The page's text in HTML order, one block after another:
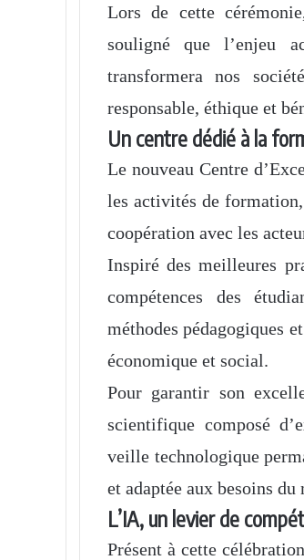
Lors de cette
souligné que l’enjeu
transformera nos
responsable, éthique et
Un centre dédié à la
Le nouveau Centre
les activités de
coopération avec les
Inspiré des meilleures
compétences des
méthodes pédagogiques
économique et social.
Pour garantir son
scientifique composé
veille technologique
et adaptée aux besoins du
L’IA, un levier de
Présent à cette